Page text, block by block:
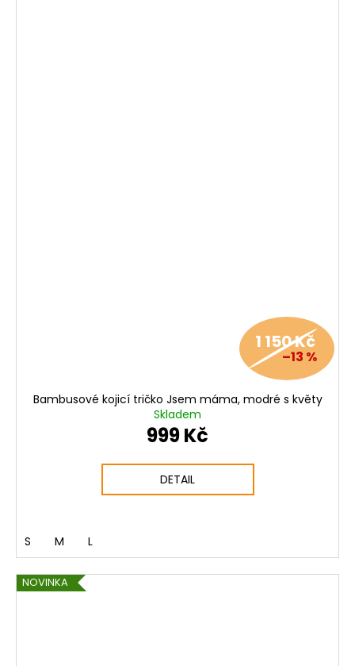
1 150 Kč
–13 %
Bambusové kojicí tričko Jsem máma, modré s květy
Skladem
999 Kč
DETAIL
S M L
NOVINKA